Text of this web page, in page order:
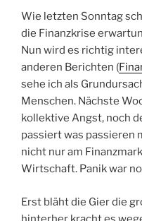
Wie letzten Sonntag
die Finanzkrise
Nun wird es richtig
anderen Berichten (
sehe ich als
Menschen. Nächste
kollektive Angst, noch
passiert was passieren
nicht nur am
Wirtschaft. Panik war
Erst bläht die Gier die